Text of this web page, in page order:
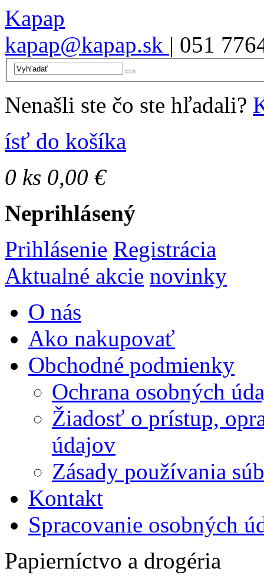
Kapap
kapap@kapap.sk | 051
Nenašli ste čo ste hľadali?
ísť do košíka
0 ks 0,00 €
Neprihlásený
Prihlásenie Registrácia
Aktualné akcie novinky
O nás
Ako nakupovať
Obchodné podmienky
Ochrana osobných
Žiadosť o prístup,
údajov
Zásady používania
Kontakt
Spracovanie osobných
Papierníctvo a drogéria